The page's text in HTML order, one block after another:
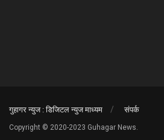
गुहागर न्युज : डिजिटल न्युज माध्यम संपर्क
Copyright © 2020-2023 Guhagar News.